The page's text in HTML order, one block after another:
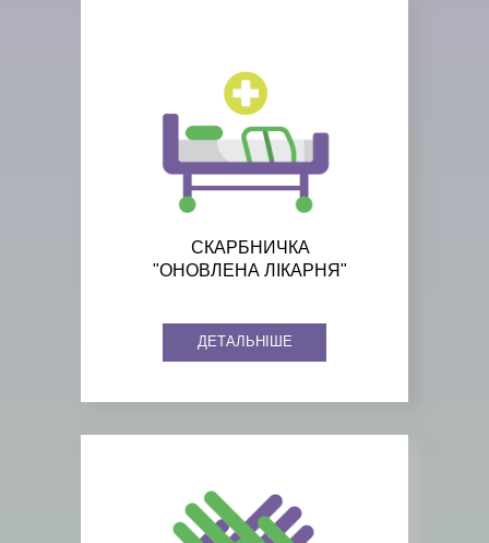
СКАРБНИЧКА
"ОНОВЛЕНА ЛІКАРНЯ"
ДЕТАЛЬНІШЕ